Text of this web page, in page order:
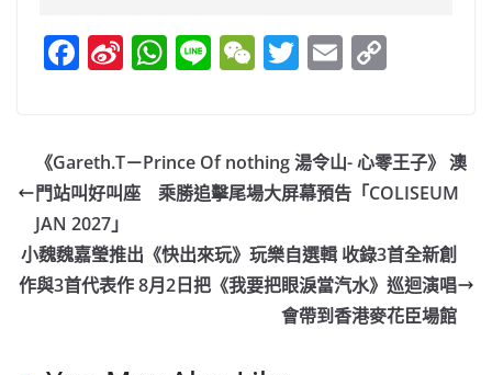
F
e
b
o
o
k
Si
W
ei
o
W
s
A
p
Li W
h
at
T
er
E
l y
Li
k
《Gareth.T－Prince Of nothing 湯令山- 心零王子》 澳
門站叫好叫座 乘勝追擊尾場大屏幕預告「COLISEUM
JAN 2027」
小魏魏嘉瑩推出《快出來玩》玩樂自選輯 收錄3首全新創
作與3首代表作 8月2日把《我要把眼淚當汽水》巡迴演唱
會帶到香港麥花臣場館